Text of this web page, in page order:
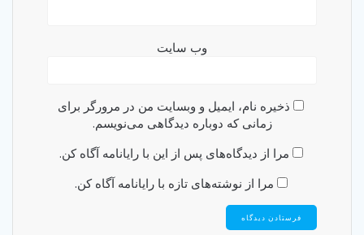
وب‌ سایت
ذخیره نام، ایمیل و وبسایت من در مرورگر برای
زمانی که دوباره دیدگاهی می‌نویسم.
مرا از دیدگاه‌های پس از این با رایانامه آگاه کن.
مرا از نوشته‌های تازه با رایانامه آگاه کن.